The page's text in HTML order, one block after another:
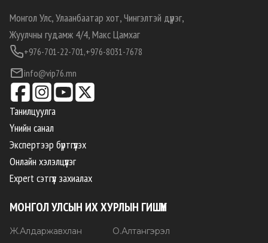
Монгол Улс, Улаанбаатар хот, Чингэлтэй дүүрэг,
Жуулчны гудамж 4/4, Макс Цамхаг
+976-701-22-701,+976-8031-7678
info@vip76.mn
Танилцуулга
Үнийн санал
Экспертээр бүртгүүлэх
Онлайн хэлэлцүүлэг
Expert сэтгүүл захиалах
МОНГОЛ УЛСЫН ИХ ХУРЛЫН ГИШҮҮН
Ж.Алдаржавхлан О.Алтангэрэл